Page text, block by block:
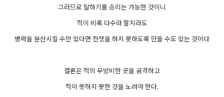
그러므로 말하기를 승리는 가능한 것이니
적이 비록 다수라 할지라도
병력을 분산시킬 수만 있다면 전쟁을 하지 못하도록 만들 수도 있는 것이다
결론은 적의 무방비한 곳을 공격하고
적이 뜻하지 못한 것을 노려야 한다.